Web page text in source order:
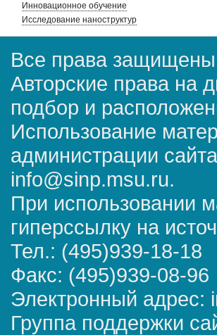
Инновационное обучение
Исследование наноструктур
Все права
Авторские права на
подбор и
Использование
администрации
info@sinp.msu.ru.
При использовании
гиперссылку на
Тел.: (495)939-18-18
Факс: (495)939-08-96
Электронный адрес:
Группа поддержки